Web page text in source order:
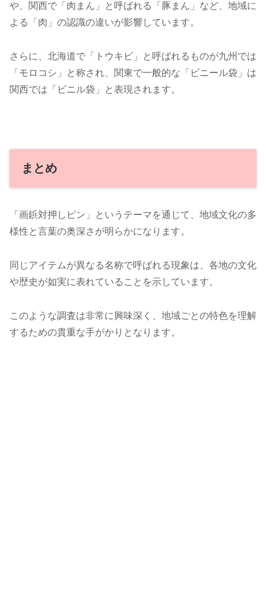
や、関西で「肉まん」と呼ばれる「豚まん」など、地域に
よる「肉」の認識の違いが影響しています。
さらに、北海道で「トウキビ」と呼ばれるものが九州では
「モロコシ」と称され、関東で一般的な「ビニール袋」は
関西では「ビニル袋」と表現されます。
まとめ
「画鋲対押しピン」というテーマを通じて、地域文化の多
様性と言葉の奥深さが明らかになります。
同じアイテムが異なる名称で呼ばれる現象は、各地の文化
や歴史が如実に表れていることを示しています。
このような調査は非常に興味深く、地域ごとの特色を理解
するための貴重な手がかりとなります。